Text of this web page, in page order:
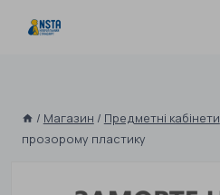
/ Магазин / Предметні кабінети
прозорому пластику